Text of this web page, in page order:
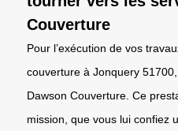
Couverture
Pour l’exécution de vos
couverture à Jonquery
Dawson Couverture. Ce
mission, que vous lui confiez